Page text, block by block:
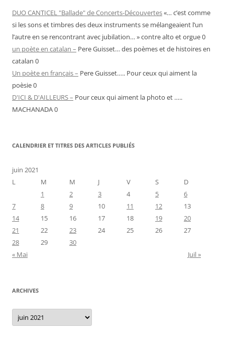
DUO CANTICEL "Ballade" de Concerts-Découvertes«… c’est comme
si les sons et timbres des deux instruments se mélangeaient l’un
l’autre en se rencontrant avec jubilation… » contre alto et orgue 0
un poète en catalan – Pere Guisset… des poèmes et de histoires en
catalan 0
Un poète en français – Pere Guisset….. Pour ceux qui aiment la
poèsie 0
D'ICI & D'AILLEURS – Pour ceux qui aiment la photo et …..
MACHANADA 0
CALENDRIER ET TITRES DES ARTICLES PUBLIÉS
juin 2021
L
M M J V S
D
1
2 3 4 5
6
7
8 9 10 11 12
13
14
15 16 17 18 19
20
21
22 23 24 25 26
27
28
29
30
« Mai
Juil »
ARCHIVES
Archives